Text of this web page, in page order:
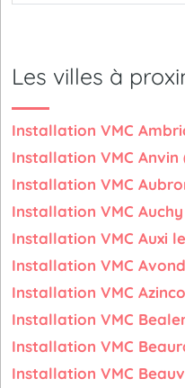
Les villes à
Installation VMC
Installation VMC Anvin
Installation VMC
Installation VMC
Installation VMC Auxi
Installation VMC
Installation VMC
Installation VMC
Installation VMC
Installation VMC